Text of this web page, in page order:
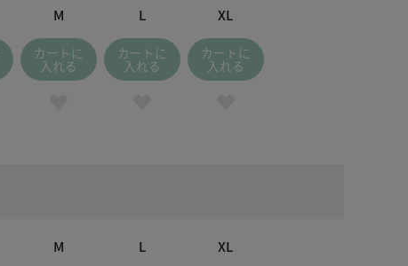
M
カートに
入れる
L
カートに
入れる
XL
カートに
入れる
M L XL